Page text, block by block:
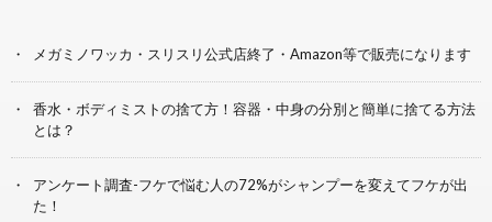
メガミノワッカ・スリスリ公式店終了・Amazon等で販売になります
香水・ボディミストの捨て方！容器・中身の分別と簡単に捨てる方法
とは？
アンケート調査-フケで悩む人の72%がシャンプーを変えてフケが出
た！